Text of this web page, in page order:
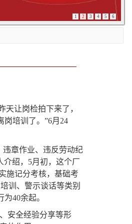
1 2 3 4 5 6
天让岗检拍下来了，
岗培训了。”6月24
违章作业、违反劳动纪
介绍，5月初，这个厂
施记分考核，基础考
训、警示谈话等类别
40余起。
安全经验分享等形